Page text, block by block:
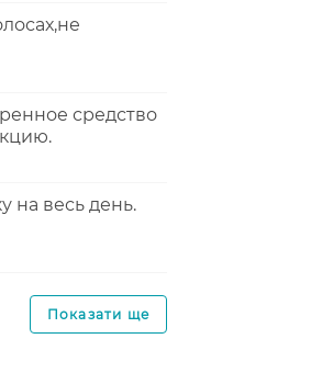
средство
на весь день.
Показати ще